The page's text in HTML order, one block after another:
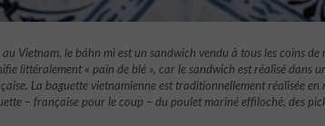
Vietnam, le báhn mì est un sandwich vendu à tous les coins
littéralement « pain de blé », car le sandwich est réalisé dans
La baguette vietnamienne est traditionnellement réalisée
– française pour le coup – du poulet mariné effiloché, des